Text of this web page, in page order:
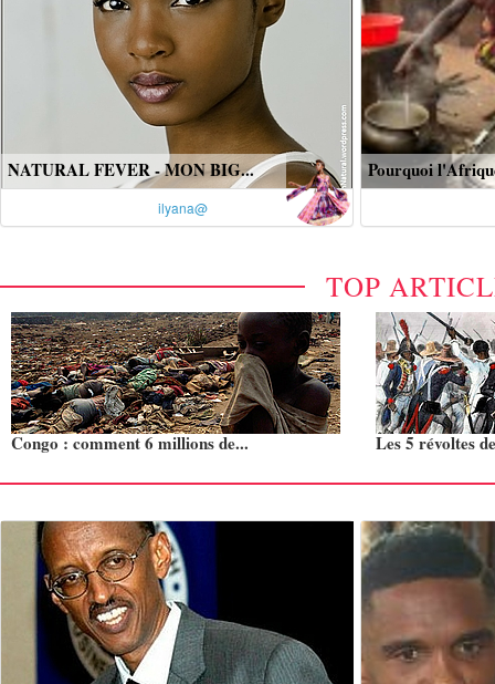
NATURAL FEVER - MON BIG...
ilyana@
Pourquoi
TOP
Congo : comment 6 millions de... Les 5 révoltes